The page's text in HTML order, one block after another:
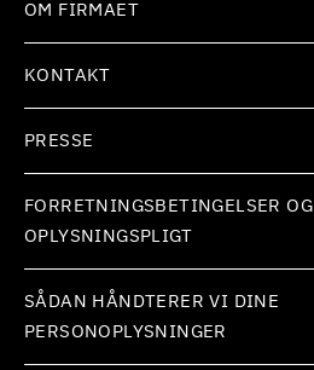
OM FIRMAET
KONTAKT
PRESSE
FORRETNINGSBETINGELSER OG
OPLYSNINGSPLIGT
SÅDAN HÅNDTERER VI DINE
PERSONOPLYSNINGER